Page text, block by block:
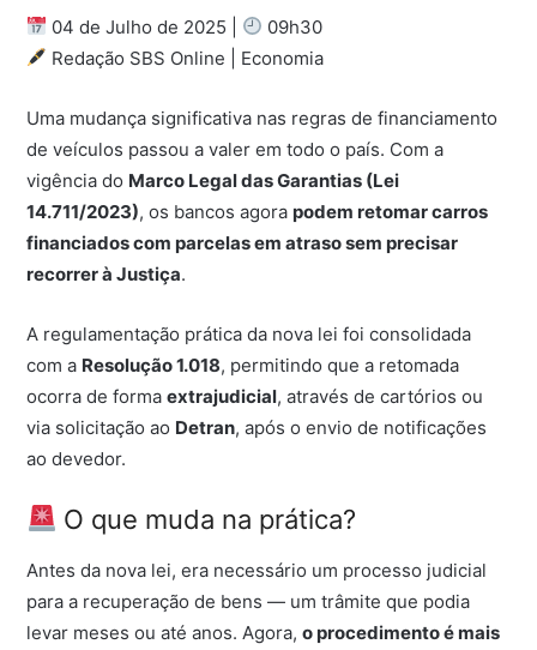
04 de Julho de 2025 |
09h30
Redação SBS Online | Economia
Uma mudança significativa nas regras de financiamento
de veículos passou a valer em todo o país. Com a
vigência do Marco Legal das Garantias (Lei
14.711/2023), os bancos agora podem retomar carros
financiados com parcelas em atraso sem precisar
recorrer à Justiça.
A regulamentação prática da nova lei foi consolidada
com a Resolução 1.018, permitindo que a retomada
ocorra de formaextrajudicial, através de cartórios ou
via solicitação ao Detran, após o envio de notificações
ao devedor.
O que muda na prática?
Antes da nova lei, era necessário um processo judicial
para a recuperação de bens — um trâmite que podia
levar meses ou até anos. Agora,o procedimento é mais